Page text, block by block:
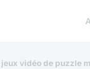
jeux vidéo de puzzle